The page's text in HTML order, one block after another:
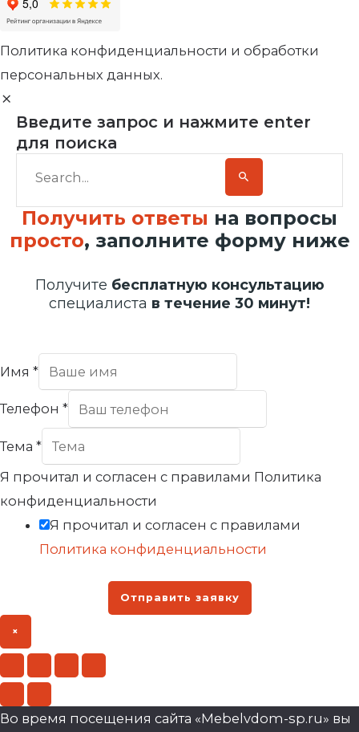
Политика конфиденциальности и обработки
персональных данных.
Введите запрос и нажмите enter
для поиска
Получить ответы на вопросы
просто, заполните форму ниже
Получите бесплатную консультацию
специалиста в течение 30 минут!
Имя *
Телефон *
Тема *
Я прочитал и согласен с правилами Политика
конфиденциальности
Я прочитал и согласен с правилами
Политика конфиденциальности
Отправить заявку
×
Во время посещения сайта «Mebelvdom-sp.ru» вы